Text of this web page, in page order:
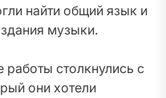
найти общий язык и
музыки.
работы столкнулись с
они хотели